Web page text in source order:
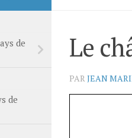
Le
PAR JEAN
de
de